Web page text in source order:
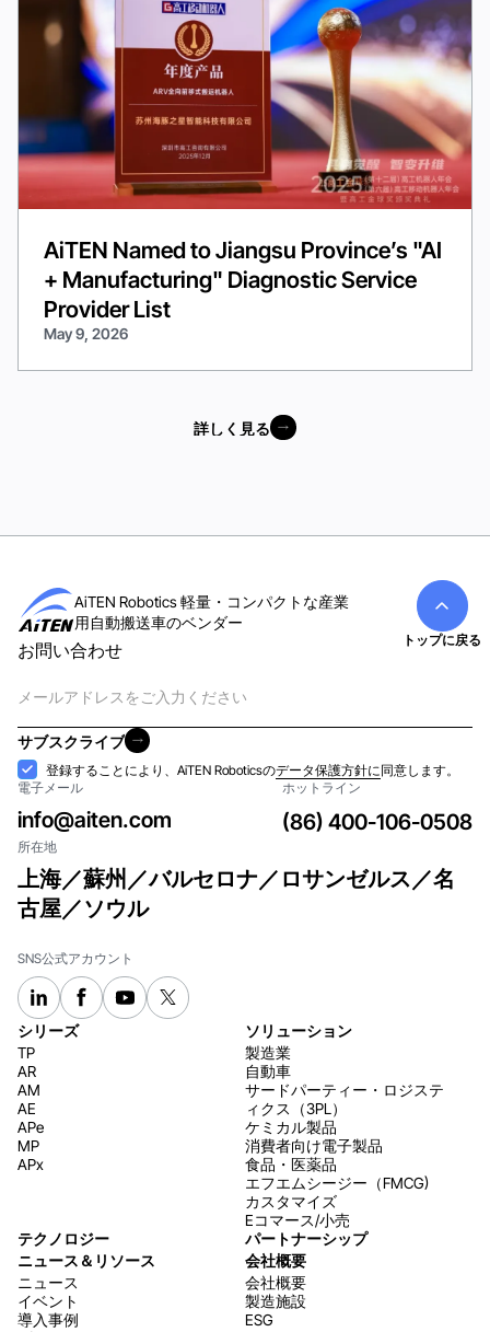
AiTEN Named to Jiangsu Province’s "AI
+ Manufacturing" Diagnostic Service
Provider List
May 9, 2026
詳しく見る
AiTEN Robotics 軽量・コンパクトな産業
用自動搬送車のベンダー
お問い合わせ
子
メ
ー
ル
サブスクライブ
サブスクライブ
受
け
入
れ
登録することにより、AiTEN Roboticsのデータ保護方針に同意します。
電子メール
info@aiten.com
ホットライン
(86) 400-106-0508
所在地
上海／蘇州／バルセロナ／ロサンゼルス／名
古屋／ソウル
SNS公式アカウント
シリーズ
TP
AR
AM
AE
APe
MP
APx
ソリューション
製造業
自動車
サードパーティー・ロジステ
ィクス（3PL）
ケミカル製品
消費者向け電子製品
食品・医薬品
エフエムシージー（FMCG)
カスタマイズ
Eコマース/小売
テクノロジー
パートナーシップ
ニュース＆リソース
ニュース
イベント
導入事例
会社概要
会社概要
製造施設
ESG
トップに戻る